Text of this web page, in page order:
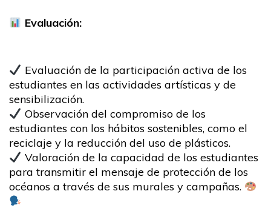
Evaluación:
Evaluación de la participación activa de los
estudiantes en las actividades artísticas y de
sensibilización.
Observación del compromiso de los
estudiantes con los hábitos sostenibles, como el
reciclaje y la reducción del uso de plásticos.
Valoración de la capacidad de los estudiantes
para transmitir el mensaje de protección de los
océanos a través de sus murales y campañas.